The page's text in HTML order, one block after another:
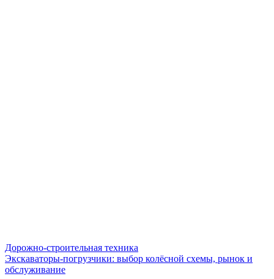
Дорожно-строительная техника
Экскаваторы-погрузчики: выбор колёсной схемы, рынок и
обслуживание